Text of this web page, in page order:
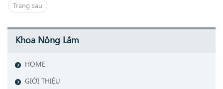
Trang sau
Khoa Nông Lâm
HOME
GIỚI THIỆU